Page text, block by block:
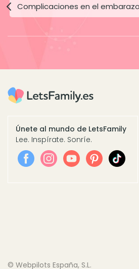
Complicaciones en el embarazo
Únete al mundo de LetsFamily
Lee. Inspírate. Sonríe.
© Webpilots España, S.L.